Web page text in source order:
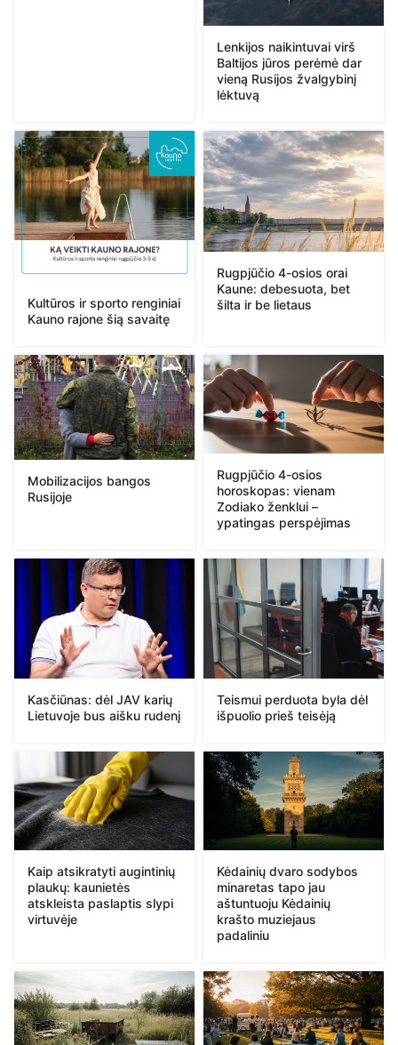
Lenkijos naikintuvai virš
Baltijos jūros perėmė dar
vieną Rusijos žvalgybinį
lėktuvą
Kultūros ir sporto renginiai
Kauno rajone šią savaitę
Rugpjūčio 4-osios orai
Kaune: debesuota, bet
šilta ir be lietaus
Mobilizacijos bangos
Rusijoje
Rugpjūčio 4-osios
horoskopas: vienam
Zodiako ženklui –
ypatingas perspėjimas
Kasčiūnas: dėl JAV karių
Lietuvoje bus aišku rudenį
Teismui perduota byla dėl
išpuolio prieš teisėją
Kaip atsikratyti augintinių
plaukų: kaunietės
atskleista paslaptis slypi
virtuvėje
Kėdainių dvaro sodybos
minaretas tapo jau
aštuntuoju Kėdainių
krašto muziejaus
padaliniu